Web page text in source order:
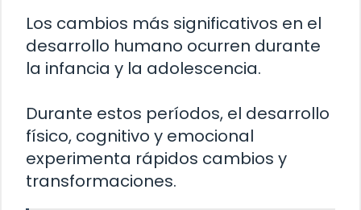
Los cambios más significativos en el
desarrollo humano ocurren durante
la infancia y la adolescencia.
Durante estos períodos, el desarrollo
físico, cognitivo y emocional
experimenta rápidos cambios y
transformaciones.